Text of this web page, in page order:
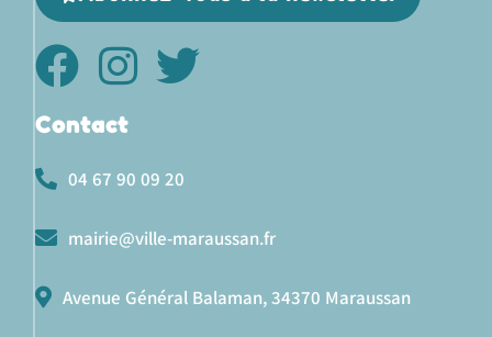
Contact
04 67 90 09 20
mairie@ville-maraussan.fr
Avenue Général Balaman, 34370 Maraussan